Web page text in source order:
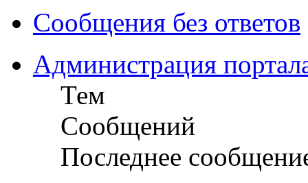
Сообщения без ответов
Администрация
Тем
Сообщений
Последнее